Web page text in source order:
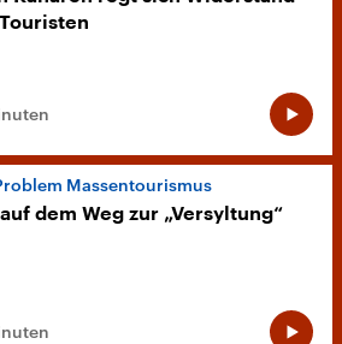
Massentourismus
dem Weg zur „Versyltung“